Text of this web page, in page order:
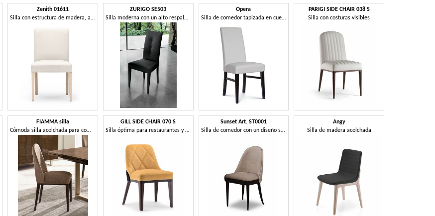
Zenith 01611
Silla con estructura de madera, asiento y respaldo tapizados, revestimiento de tela, por contrato y uso doméstico
ZURIGO SE503
Silla moderna con un alto respaldo tapizados
Opera
Silla de comedor tapizada en cuero
PARIGI SIDE CHAIR 038 S
Silla con costuras visibles
FIAMMA silla
Cómoda silla acolchada para comedor.
GILL SIDE CHAIR 070 S
Silla óptima para restaurantes y hoteles
Sunset Art. ST0001
Silla de comedor con un diseño suave y con forma.
Angy
Silla de madera acolchada